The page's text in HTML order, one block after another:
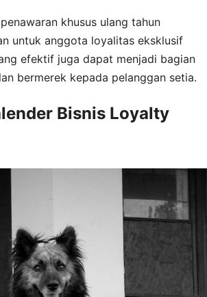
khusus ulang tahun
untuk anggota loyalitas eksklusif
efektif juga dapat menjadi bagian
bermerek kepada pelanggan setia.
Bisnis Loyalty